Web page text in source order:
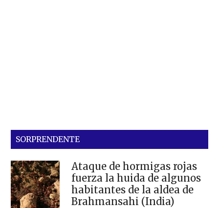
SORPRENDENTE
Ataque de hormigas rojas
fuerza la huida de algunos
habitantes de la aldea de
Brahmansahi (India)